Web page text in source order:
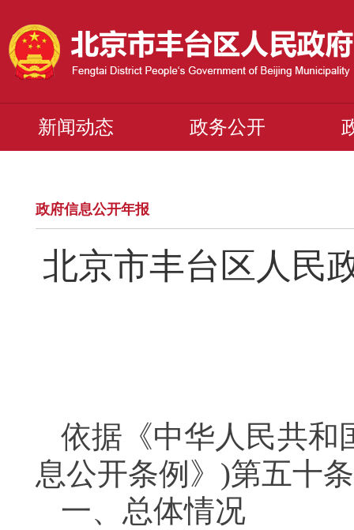
新闻动态 政务公开
政府信息公开年报
北京市丰台区人民
依据《中华人民共和
息公开条例》)第五十
一、总体情况